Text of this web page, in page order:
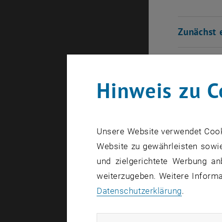
Zunächst
Wer
Der
kann ich
Welche
Hinweis zu
Unsere Website verwendet
Website zu gewährleisten
und zielgerichtete Werbung
weiterzugeben. Weitere
Datenschutzerklärung.